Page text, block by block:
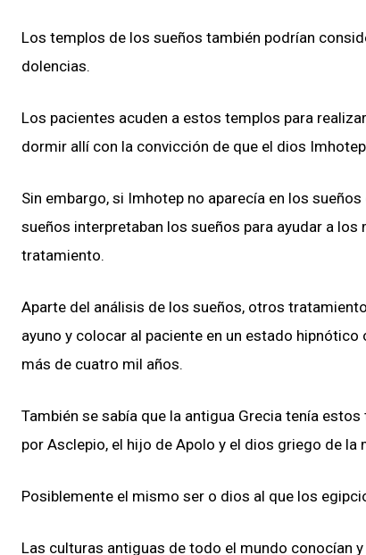
Los templos de los sueños también podrían
dolencias.
Los pacientes acuden a estos templos para
dormir allí con la convicción de que el dios
Sin embargo, si Imhotep no aparecía en los
sueños interpretaban los sueños para ayudar a
tratamiento.
Aparte del análisis de los sueños, otros
ayuno y colocar al paciente en un estado
más de cuatro mil años.
También se sabía que la antigua Grecia tenía
por Asclepio, el hijo de Apolo y el dios griego de la
Posiblemente el mismo ser o dios al que los
Las culturas antiguas de todo el mundo conocían